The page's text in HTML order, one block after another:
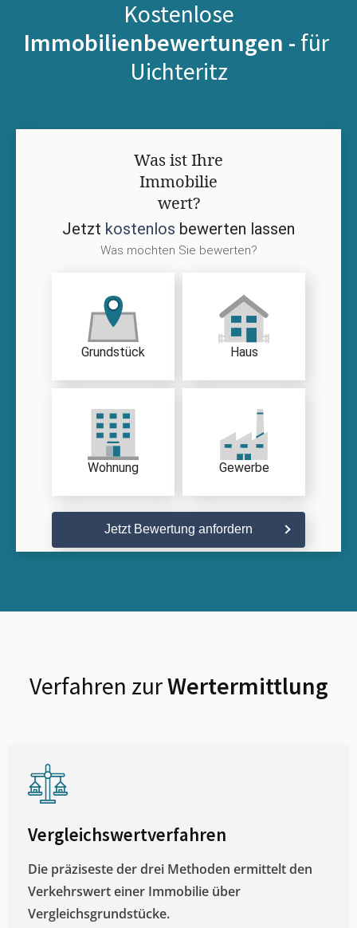
Kostenlose
Immobilienbewertungen - für
Uichteritz
Was ist Ihre
Immobilie
wert?
Jetzt kostenlos bewerten lassen
Was möchten Sie bewerten?
Grundstück Haus
Wohnung Gewerbe
Jetzt Bewertung anfordern
Verfahren zurWertermittlung
Vergleichswertverfahren
Die präziseste der drei Methoden ermittelt den
Verkehrswert einer Immobilie über
Vergleichsgrundstücke.